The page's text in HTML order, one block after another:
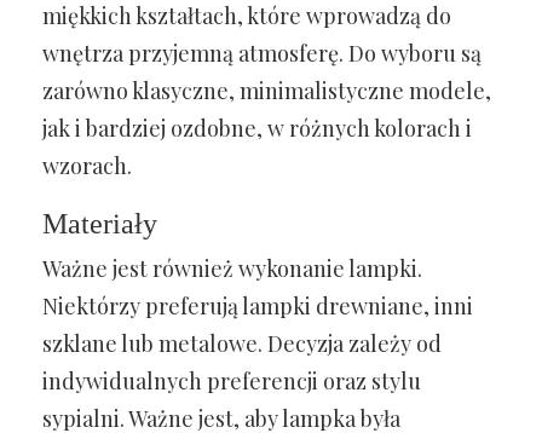
miękkich kształtach, które wprowadzą do
wnętrza przyjemną atmosferę. Do wyboru są
zarówno klasyczne, minimalistyczne modele,
jak i bardziej ozdobne, w różnych kolorach i
wzorach.
Materiały
Ważne jest również wykonanie lampki.
Niektórzy preferują lampki drewniane, inni
szklane lub metalowe. Decyzja zależy od
indywidualnych preferencji oraz stylu
sypialni. Ważne jest, aby lampka była